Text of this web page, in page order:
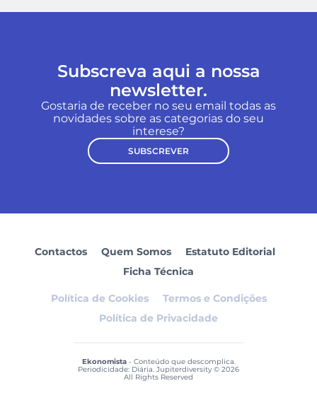
Subscreva aqui a nossa
newsletter.
Gostaria de receber no seu email todas as
novidades sobre as categorias do seu
interese?
SUBSCREVER
Contactos Quem Somos
Estatuto Editorial
Ficha Técnica
Política de Cookies
Termos e Condições
Política de Privacidade
Ekonomista- Conteúdo que descomplica.
Periodicidade: Diária. Jupiterdiversity © 2026
All Rights Reserved